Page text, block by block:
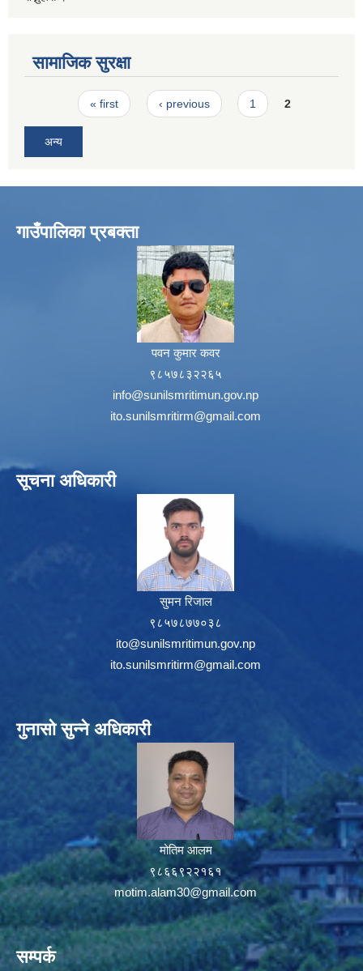
सामाजिक सुरक्षा
Pages« first ‹ previous 1 2
अन्य
गाउँपालिका प्रबक्ता
पवन कुमार कवर
९८५७८३२२६५
info@sunilsmritimun.gov.np
ito.sunilsmritirm@gmail.com
सूचना अधिकारी
सुमन रिजाल
९८५७८७७०३८
ito@sunilsmritimun.gov.np
ito.sunilsmritirm@gmail.com
गुनासो सुन्ने अधिकारी
मोतिम आलम
९८६६९२२१६१
motim.alam30@gmail.com
सम्पर्क